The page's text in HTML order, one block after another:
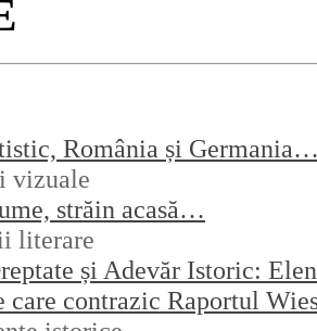
România și
vizuale
străin acasă…
literare
și Adevăr Istoric:
care contrazic Raportul